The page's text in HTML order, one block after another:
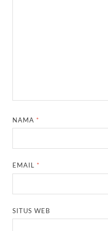
NAMA *
EMAIL *
SITUS WEB